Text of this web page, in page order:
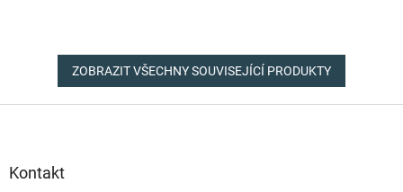
ZOBRAZIT VŠECHNY SOUVISEJÍCÍ PRODUKTY
Kontakt